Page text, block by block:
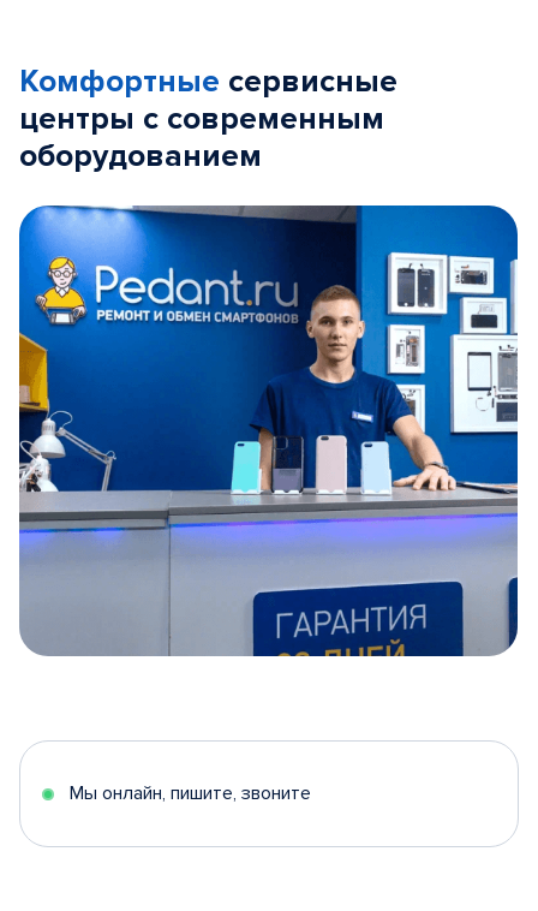
Комфортные сервисные
центры с современным
оборудованием
5
Мы онлайн, пишите, звоните